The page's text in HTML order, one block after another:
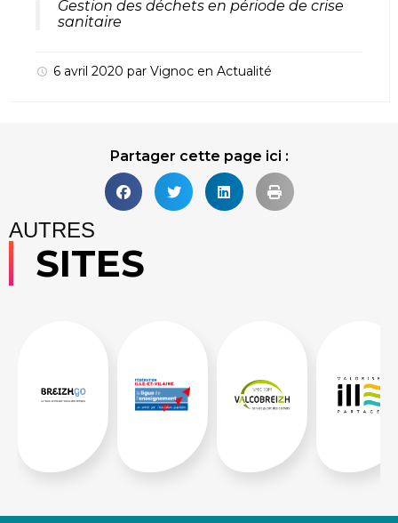
Gestion des déchets en période de crise
sanitaire
6 avril 2020 par Vignoc en Actualité
Partager cette page ici :
AUTRES
SITES